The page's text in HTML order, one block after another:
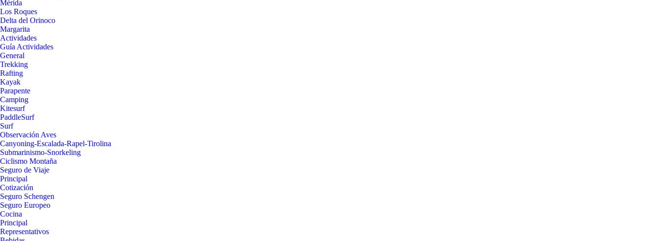
Mérida
Los Roques
Delta del Orinoco
Margarita
Actividades
Guía Actividades
General
Trekking
Rafting
Kayak
Parapente
Camping
Kitesurf
PaddleSurf
Surf
Observación Aves
Canyoning-Escalada-Rapel-Tirolina
Submarinismo-Snorkeling
Ciclismo Montaña
Seguro de Viaje
Principal
Cotización
Seguro Schengen
Seguro Europeo
Cocina
Principal
Representativos